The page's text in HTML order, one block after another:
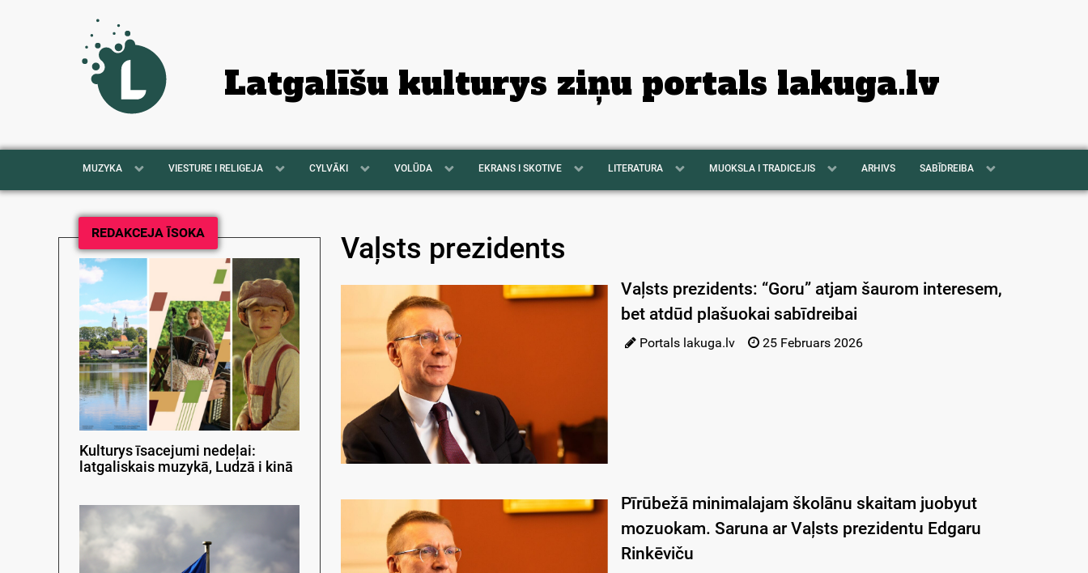
Latgalīšu kulturys ziņu portals lakuga.lv
MUZYKA VIESTURE I RELIGEJA CYLVĀKI VOLŪDA EKRANS I SKOTIVE LITERATURA MUOKSLA I TRADICEJIS ARHIVS SABĪDREIBA
REDAKCEJA ĪSOKA
Kulturys īsacejumi nedeļai:
latgaliskais muzykā, Ludzā i kinā
Vaļsts prezidents
Vaļsts prezidents: “Goru” atjam šaurom interesem,
bet atdūd plašuokai sabīdreibai
Portals lakuga.lv 25 Februars 2026
Pīrūbežā minimalajam školānu skaitam juobyut
mozuokam. Saruna ar Vaļsts prezidentu Edgaru
Rinkēviču